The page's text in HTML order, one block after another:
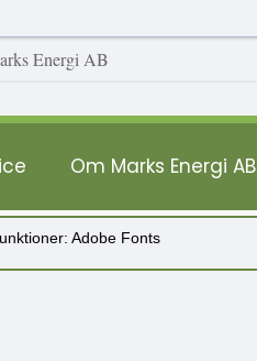
Om Marks Energi AB
Adobe Fonts